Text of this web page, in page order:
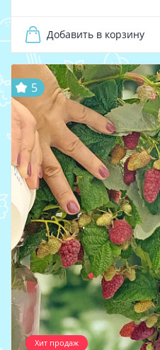
Добавить в корзину
Хит продаж
5